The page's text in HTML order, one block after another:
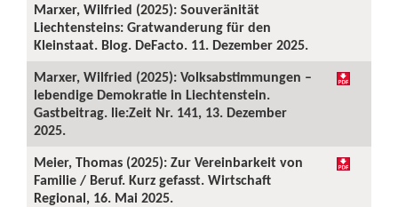
Marxer, Wilfried (2025): Souveränität
Liechtensteins: Gratwanderung für den
Kleinstaat. Blog. DeFacto. 11. Dezember 2025.
Marxer, Wilfried (2025): Volksabstimmungen –
lebendige Demokratie in Liechtenstein.
Gastbeitrag. lie:Zeit Nr. 141, 13. Dezember
2025.
Meier, Thomas (2025): Zur Vereinbarkeit von
Familie / Beruf. Kurz gefasst. Wirtschaft
Regional, 16. Mai 2025.